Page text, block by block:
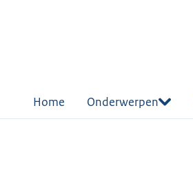
Home Onderwerpen